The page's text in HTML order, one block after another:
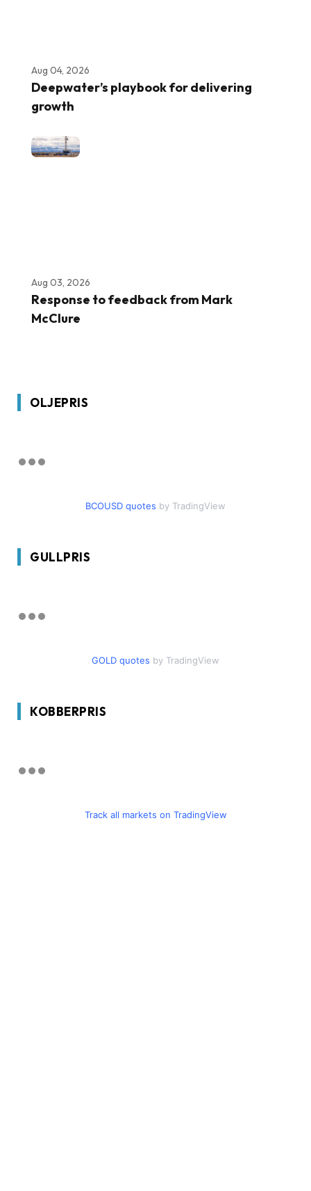
Aug 04, 2026
Deepwater’s playbook for delivering
growth
Aug 03, 2026
Response to feedback from Mark
McClure
OLJEPRIS
BCOUSD quotes by TradingView
GULLPRIS
GOLD quotes by TradingView
KOBBERPRIS
Track all markets on TradingView